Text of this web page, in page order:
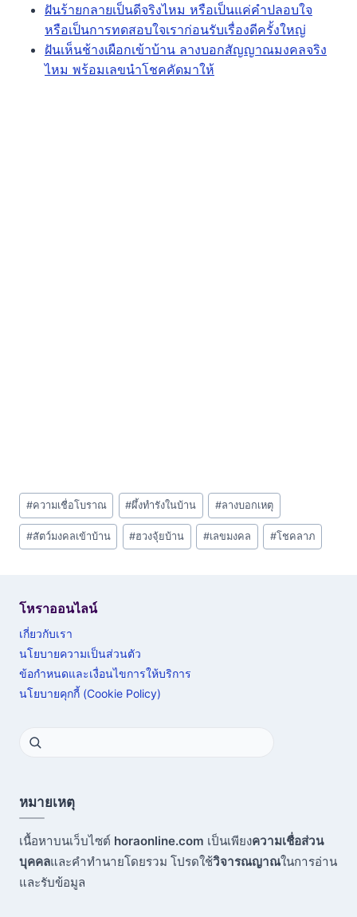
ฝันร้ายกลายเป็นดีจริงไหม หรือเป็นแค่คำปลอบใจ
หรือเป็นการทดสอบใจเราก่อนรับเรื่องดีครั้งใหญ่
ฝันเห็นช้างเผือกเข้าบ้าน ลางบอกสัญญาณมงคลจริง
ไหม พร้อมเลขนำโชคคัดมาให้
Post
Tags:
#ความเชื่อโบราณ #ผึ้งทำรังในบ้าน #ลางบอกเหตุ
#สัตว์มงคลเข้าบ้าน #ฮวงจุ้ยบ้าน #เลขมงคล #โชคลาภ
โหราออนไลน์
เกี่ยวกับเรา
นโยบายความเป็นส่วนตัว
ข้อกำหนดและเงื่อนไขการให้บริการ
นโยบายคุกกี้ (Cookie Policy)
หมายเหตุ
เนื้อหาบนเว็บไซต์ horaonline.com เป็นเพียงความเชื่อส่วน
บุคคลและคำทำนายโดยรวม โปรดใช้วิจารณญาณในการอ่าน
และรับข้อมูล